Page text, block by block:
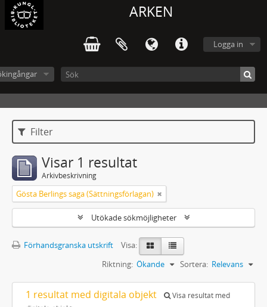
ARKEN
Logga in
Filter
Visar 1 resultat
Arkivbeskrivning
Gösta Berlings saga (Sättningsförlagan)
Utökade sökmöjligheter
Förhandsgranska utskrift
Visa:
Sortera: Relevans
Riktning: Ökande
1 resultat med digitala objekt
Visa resultat med